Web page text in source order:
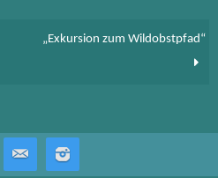
„Exkursion zum Wildobstpfad“